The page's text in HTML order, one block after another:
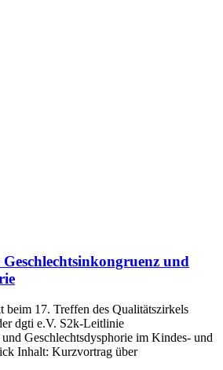
und
beim 17. Treffen des Qualitätszirkels
dgti e.V. S2k-Leitlinie
Geschlechtsdysphorie im Kindes- und
Inhalt: Kurzvortrag über